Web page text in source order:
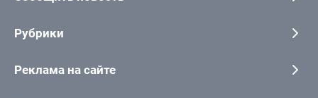
Рубрики
Реклама на сайте